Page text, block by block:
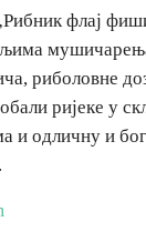
флај
риболовне
ријеке у
и одличну и